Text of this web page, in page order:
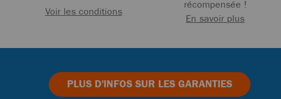
Voir les conditions
récompensée !
En savoir plus
PLUS D'INFOSSUR LES GARANTIES